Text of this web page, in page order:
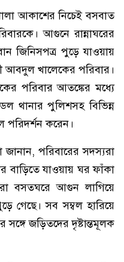
আকাশের নিচেই বসবাত
আগুনে রান্নাঘরের
জিনিসপত্র পুড়ে যাওয়ায়
আবদুল খালেকের পরিবার।
পরিবার আতঙ্কের মধ্যে
থানার পুলিশসহ বিভিন্ন
পরিদর্শন করেন।
পরিবারের সদস্যরা
বাড়িতে যাওয়ায় ঘর ফাঁকা
বসতঘরে আগুন লাগিয়ে
গেছে। সব সম্বল হারিয়ে
সঙ্গে জড়িতদের দৃষ্টান্তমূলক